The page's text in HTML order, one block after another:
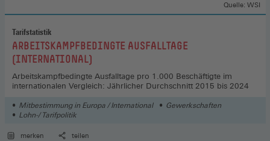
Tarifstatistik
:ARBEITSKAMPFBEDINGTE AUSFALLTAGE
(INTERNATIONAL)
Arbeitskampfbedingte Ausfalltage pro 1.000 Beschäftigte im
internationalen Vergleich: Jährlicher Durchschnitt 2015 bis 2024
Quelle: WSI
Mitbestimmung in Europa / International
Gewerkschaften
Lohn-/ Tarifpolitik
merken teilen